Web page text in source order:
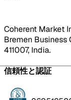
Coherent Market
Bremen Business
411007, India.
信頼性と認証